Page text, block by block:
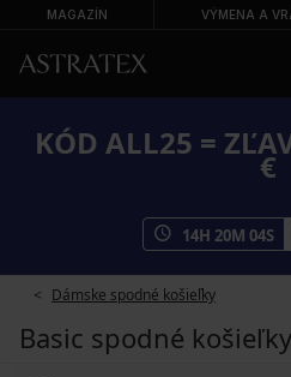
MAGAZÍN VÝMENA A
KÓD ALL25 =
€
14H 20M 04S
Dámske spodné košieľky
Basic spodné